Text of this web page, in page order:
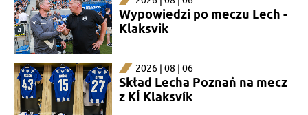
Wypowiedzi po meczu Lech -
Klaksvik
2026 | 08 | 06
Skład Lecha Poznań na mecz
z KÍ Klaksvík